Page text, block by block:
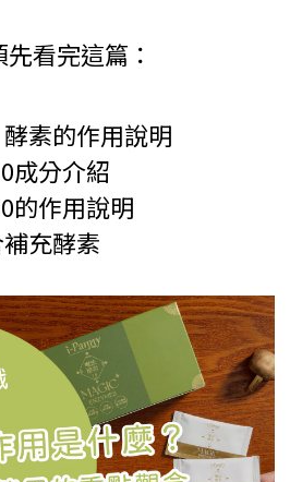
看完這篇：
素的作用說明
成分介紹
的作用說明
充酵素